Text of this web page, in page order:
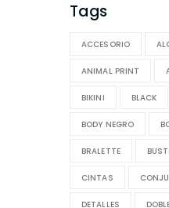
Tags
ACCESORIO
ANIMAL PRINT
BIKINI BLACK
BODY NEGRO
BRALETTE
CINTAS
DETALLES